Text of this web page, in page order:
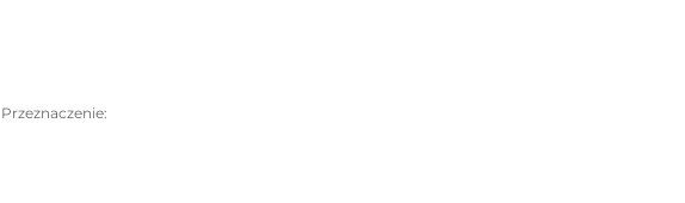
Przeznaczenie: